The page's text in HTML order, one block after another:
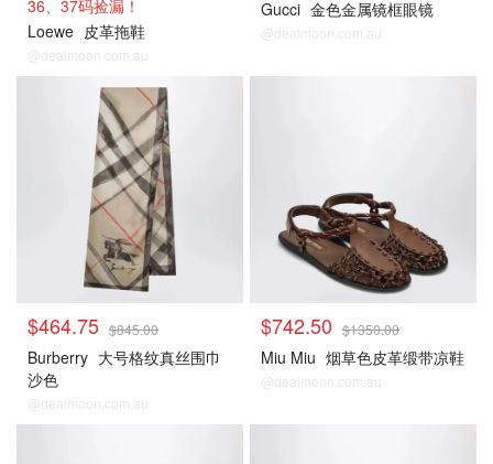
36、37码捡漏！
Loewe 皮革拖鞋
@dealmoon.com.au
Gucci 金色金属镜框眼镜
@dealmoon.com.au
$464.75 $845.00
Burberry 大号格纹真丝围巾
沙色
@dealmoon.com.au
$742.50 $1350.00
Miu Miu 烟草色皮革缎带凉鞋
@dealmoon.com.au